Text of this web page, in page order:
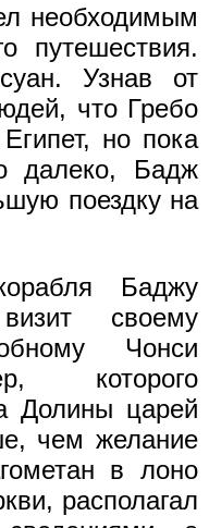
необходимым
путешествия.
Узнав от
что Гребо
но пока
далеко, Бадж
поездку на
Баджу
своему
Чонси
которого
Долины царей
чем желание
в лоно
располагал